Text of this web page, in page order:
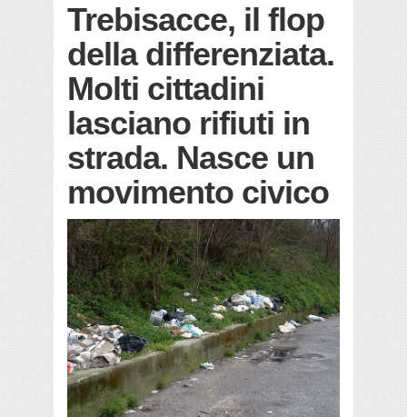
Trebisacce, il flop
della differenziata.
Molti cittadini
lasciano rifiuti in
strada. Nasce un
movimento civico